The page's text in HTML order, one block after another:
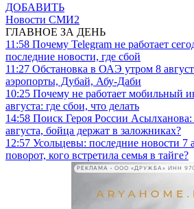
ДОБАВИТЬ
Новости СМИ2
ГЛАВНОЕ ЗА ДЕНЬ
11:58 Почему Telegram не работает
последние новости, где сбой
11:27 Обстановка в ОАЭ утром 8
аэропорты, Дубай, Абу-Даби
10:25 Почему не работает мобильный
августа: где сбои, что делать
14:58 Поиск Героя России Асылханова:
августа, бойца держат в заложниках?
12:57 Усольцевы: последние новости 7
поворот, кого встретила семья в тайге?